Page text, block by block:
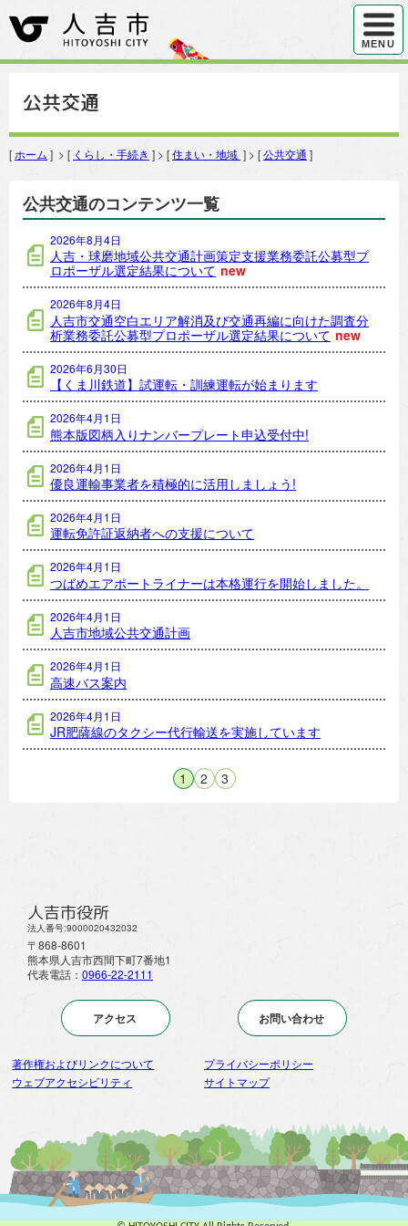
ハンバ
MENU
公共交通
[ ホーム ] > [ くらし・手続き ] > [住まい・地域 ] > [公共交通 ]
公共交通のコンテンツ一覧
2026年8月4日
人吉・球磨地域公共交通計画策定支援業務委託公募型プ
ロポーザル選定結果について new
2026年8月4日
人吉市交通空白エリア解消及び交通再編に向けた調査分
析業務委託公募型プロポーザル選定結果について new
2026年6月30日
【くま川鉄道】試運転・訓練運転が始まります
2026年4月1日
熊本版図柄入りナンバープレート申込受付中!
2026年4月1日
優良運輸事業者を積極的に活用しましょう!
2026年4月1日
運転免許証返納者への支援について
2026年4月1日
つばめエアポートライナーは本格運行を開始しました。
2026年4月1日
人吉市地域公共交通計画
2026年4月1日
高速バス案内
2026年4月1日
JR肥薩線のタクシー代行輸送を実施しています
1 2 3
人吉市役所
法人番号:9000020432032
〒868-8601
熊本県人吉市西間下町7番地1
代表電話： 0966-22-2111
アクセス お問い合わせ
著作権およびリンクについて
プライバシーポリシー
ウェブアクセシビリティ
サイトマップ